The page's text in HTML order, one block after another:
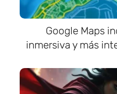
Google Maps
inmersiva y más